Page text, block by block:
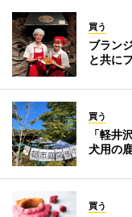
買う
ブラン
と共に
買う
「軽井
犬用の
買う